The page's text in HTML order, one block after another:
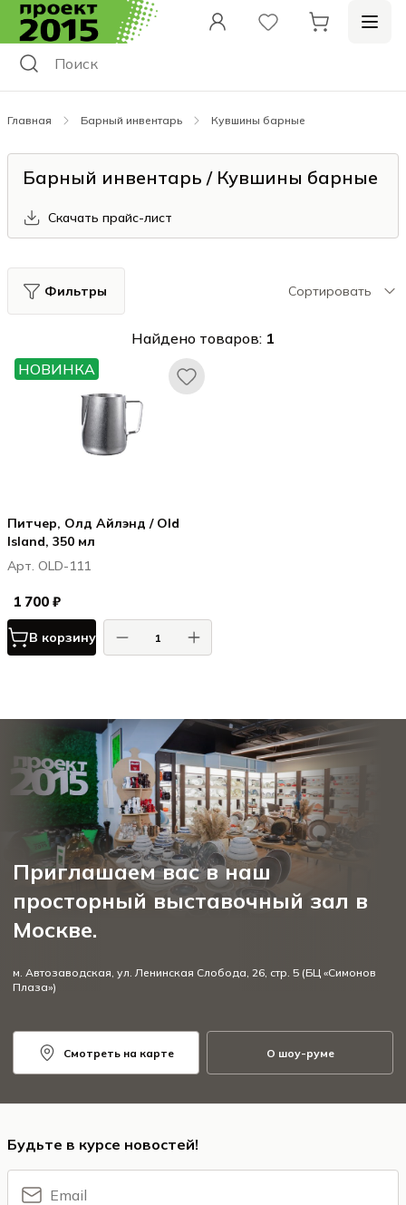
Главная Барный инвентарь Кувшины барные
Барный инвентарь / Кувшины барные
Скачать прайс-лист
Фильтры Сортировать
Найдено товаров: 1
НОВИНКА
Питчер, Олд Айлэнд / Old
Island, 350 мл
Арт. OLD-111
1 700 ₽
В корзину
Приглашаем вас в наш
просторный выставочный зал в
Москве.
м. Автозаводская, ул. Ленинская Слобода, 26, стр. 5 (БЦ «Симонов
Плаза»)
Смотреть на карте О шоу-руме
Будьте в курсе новостей!